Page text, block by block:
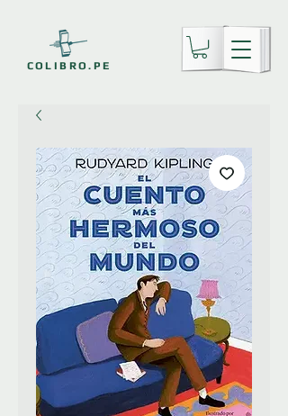
COLIBRO.PE